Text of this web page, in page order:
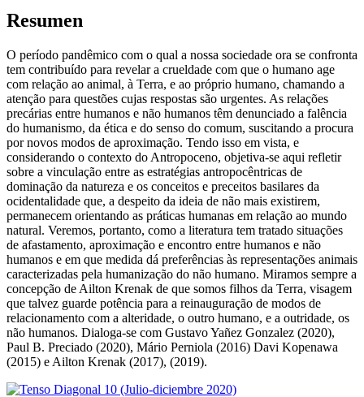
Resumen
O período pandêmico com o qual a nossa sociedade ora se confronta
tem contribuído para revelar a crueldade com que o humano age
com relação ao animal, à Terra, e ao próprio humano, chamando a
atenção para questões cujas respostas são urgentes. As relações
precárias entre humanos e não humanos têm denunciado a falência
do humanismo, da ética e do senso do comum, suscitando a procura
por novos modos de aproximação. Tendo isso em vista, e
considerando o contexto do Antropoceno, objetiva-se aqui refletir
sobre a vinculação entre as estratégias antropocêntricas de
dominação da natureza e os conceitos e preceitos basilares da
ocidentalidade que, a despeito da ideia de não mais existirem,
permanecem orientando as práticas humanas em relação ao mundo
natural. Veremos, portanto, como a literatura tem tratado situações
de afastamento, aproximação e encontro entre humanos e não
humanos e em que medida dá preferências às representações animais
caracterizadas pela humanização do não humano. Miramos sempre a
concepção de Ailton Krenak de que somos filhos da Terra, visagem
que talvez guarde potência para a reinauguração de modos de
relacionamento com a alteridade, o outro humano, e a outridade, os
não humanos. Dialoga-se com Gustavo Yañez Gonzalez (2020),
Paul B. Preciado (2020), Mário Perniola (2016) Davi Kopenawa
(2015) e Ailton Krenak (2017), (2019).